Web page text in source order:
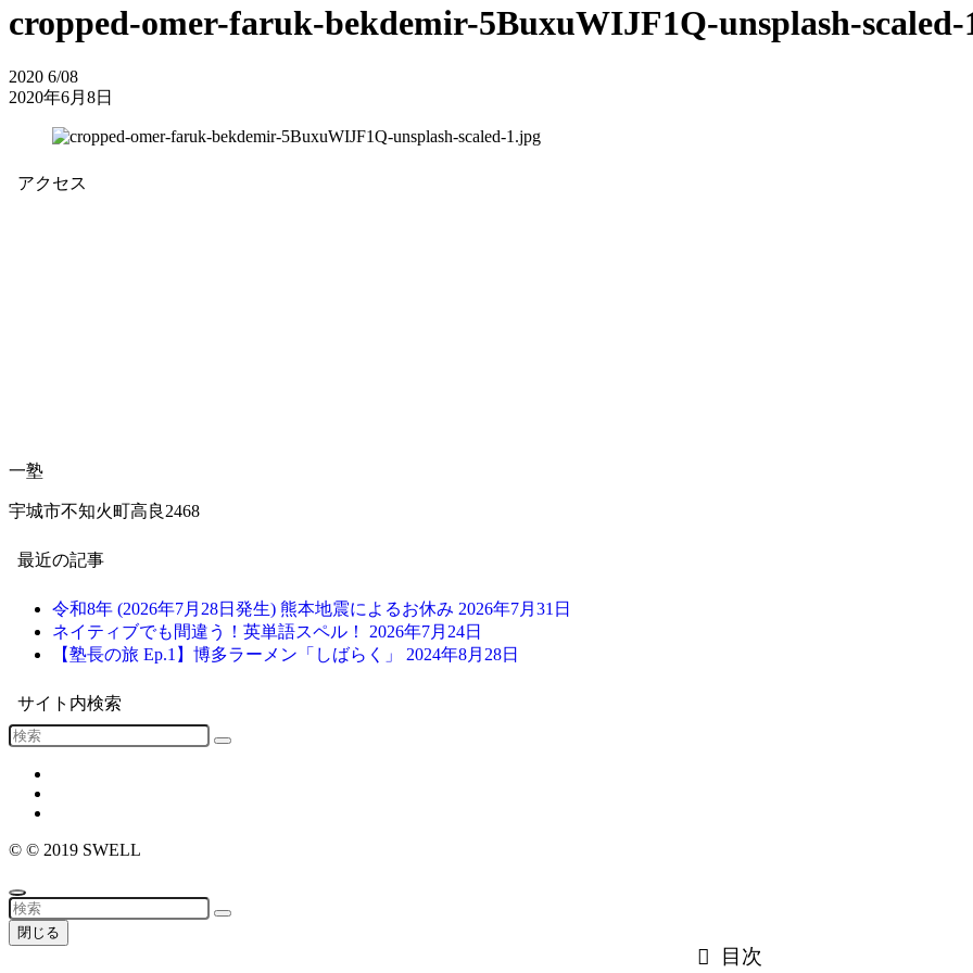
cropped-omer-faruk-bekdemir-5BuxuWIJF1Q-unsplash-
2020 6/08
2020年6月8日
アクセス
一塾
宇城市不知火町高良2468
最近の記事
令和8年 (2026年7月28日発生) 熊本地震によるお休み 2026年7月31日
ネイティブでも間違う！英単語スペル！ 2026年7月24日
【塾長の旅 Ep.1】博多ラーメン「しばらく」 2024年8月28日
サイト内検索
© © 2019 SWELL
閉じる
目次